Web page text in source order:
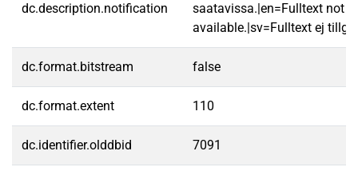
dc.description.notification
saatavissa.|en=Fulltext not
available.|sv=Fulltext ej
dc.format.bitstream false
dc.format.extent 110
dc.identifier.olddbid 7091